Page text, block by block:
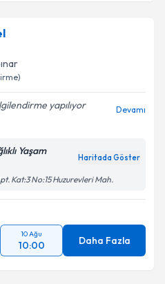
yapılıyor
Devamı
Yaşam
Haritada Göster
Kat:3 No:15 Huzurevleri Mah.
10 Ağu
10:00 Daha Fazla